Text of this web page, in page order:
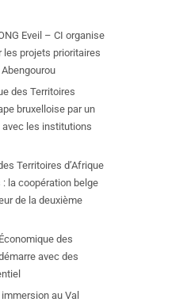
Eveil – CI organise
les projets prioritaires
des Territoires
bruxelloise par un
les institutions
Territoires d’Afrique
la coopération belge
de la deuxième
des
avec des
au Val